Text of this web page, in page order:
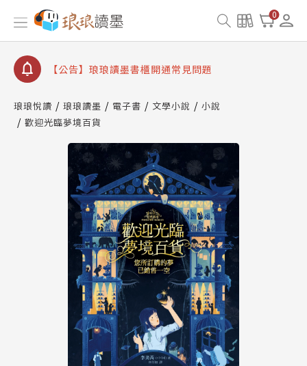
0
【公告】因 Readmoo 讀墨系統維護中，本站同步暫
停部分閱讀服務
【公告】琅琅讀墨數位閱讀資產合併與書櫃開通申請
【公告】琅琅讀墨書櫃開通常見問題
請圖文教學
【公告】琅琅書店服務升級重要說明及資產合併結果
查詢
【公告】因 Readmoo 讀墨系統維護中，本站同步暫
停部分閱讀服務
琅琅悅讀 琅琅讀墨 電子書 文學小說
小說
歡迎光臨夢境百貨